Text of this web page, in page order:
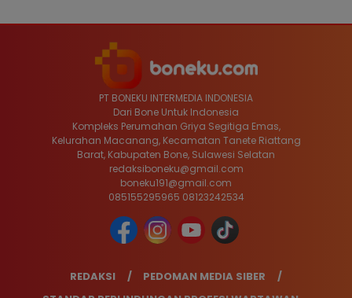
PT BONEKU INTERMEDIA INDONESIA
Dari Bone Untuk Indonesia
Kompleks Perumahan Griya Segitiga Emas,
Kelurahan Macanang, Kecamatan Tanete Riattang
Barat, Kabupaten Bone, Sulawesi Selatan
redaksiboneku@gmail.com
boneku191@gmail.com
085155295965 08123242534
REDAKSI
PEDOMAN MEDIA SIBER